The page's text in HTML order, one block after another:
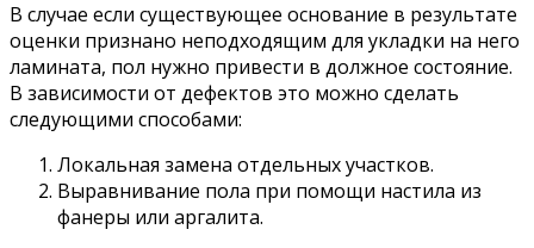
В случае если существующее основание в результате
оценки признано неподходящим для укладки на него
ламината, пол нужно привести в должное состояние.
В зависимости от дефектов это можно сделать
следующими способами:
Локальная замена отдельных участков.
Выравнивание пола при помощи настила из
фанеры или аргалита.